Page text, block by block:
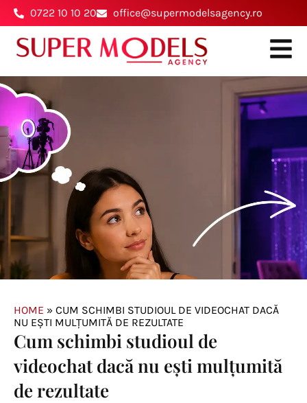
0722 10 10 20 office@supermodelsagency.ro
HOME » CUM SCHIMBI STUDIOUL DE VIDEOCHAT DACĂ
NU EȘTI MULȚUMITĂ DE REZULTATE
Cum schimbi studioul de
videochat dacă nu ești mulțumită
de rezultate